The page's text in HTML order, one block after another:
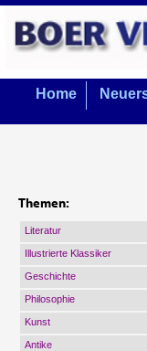
Home
Themen:
Literatur
Illustrierte Klassiker
Geschichte
Philosophie
Kunst
Antike